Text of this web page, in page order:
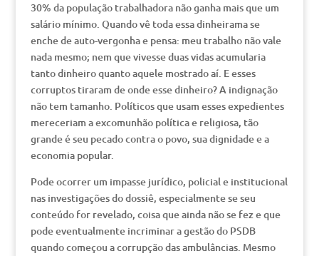
30% da população trabalhadora não ganha mais que um
salário mínimo. Quando vê toda essa dinheirama se
enche de auto-vergonha e pensa: meu trabalho não vale
nada mesmo; nem que vivesse duas vidas acumularia
tanto dinheiro quanto aquele mostrado aí. E esses
corruptos tiraram de onde esse dinheiro? A indignação
não tem tamanho. Políticos que usam esses expedientes
mereceriam a excomunhão política e religiosa, tão
grande é seu pecado contra o povo, sua dignidade e a
economia popular.
Pode ocorrer um impasse jurídico, policial e institucional
nas investigações do dossiê, especialmente se seu
conteúdo for revelado, coisa que ainda não se fez e que
pode eventualmente incriminar a gestão do PSDB
quando começou a corrupção das ambulâncias. Mesmo